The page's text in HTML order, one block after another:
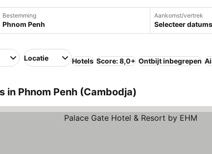
Bestemming Aankomst/vertrek
Selecteer datums
Locatie Hotels Score: 8,0+ Ontbijt inbegrepen
in Phnom Penh (Cambodja)